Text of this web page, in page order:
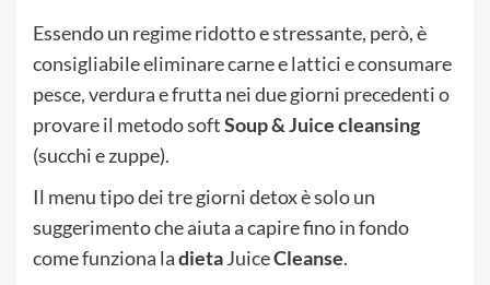
Essendo un regime ridotto e stressante, però, è
consigliabile eliminare carne e lattici e consumare
pesce, verdura e frutta nei due giorni precedenti o
provare il metodo softSoup & Juice cleansing
(succhi e zuppe).
Il menu tipo dei tre giorni detox è solo un
suggerimento che aiuta a capire fino in fondo
come funziona ladietaJuiceCleanse.